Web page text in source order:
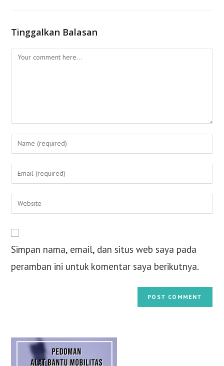
Tinggalkan Balasan
Simpan nama, email, dan situs web saya pada
peramban ini untuk komentar saya berikutnya.